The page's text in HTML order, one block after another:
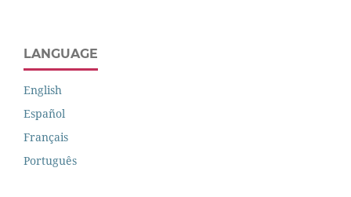
LANGUAGE
English
Español
Français
Português